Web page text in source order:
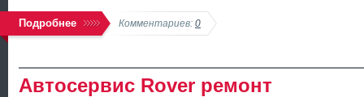
Подробнее Комментариев: 0
Автосервис Rover ремонт